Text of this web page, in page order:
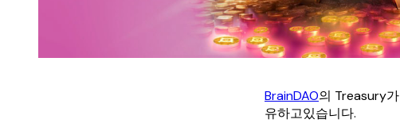
BrainDAO의 Treasury가
유하고있습니다.